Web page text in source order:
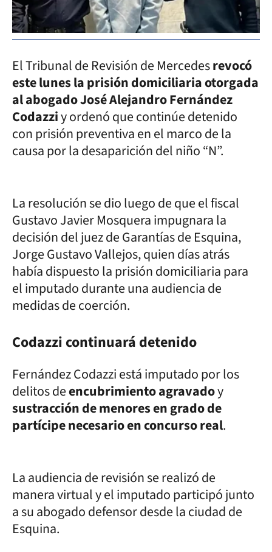
El Tribunal de Revisión de Mercedesrevocó
este lunes la prisión domiciliaria otorgada
al abogado José Alejandro Fernández
Codazziy ordenó que continúe detenido
con prisión preventiva en el marco de la
causa por la desaparición del niño “N”.
La resolución se dio luego de que el fiscal
Gustavo Javier Mosquera impugnara la
decisión del juez de Garantías de Esquina,
Jorge Gustavo Vallejos, quien días atrás
había dispuesto la prisión domiciliaria para
el imputado durante una audiencia de
medidas de coerción.
Codazzi continuará detenido
Fernández Codazzi está imputado por los
delitos deencubrimiento agravadoy
sustracción de menores en grado de
partícipe necesario en concurso real.
La audiencia de revisión se realizó de
manera virtual y el imputado participó junto
a su abogado defensor desde la ciudad de
Esquina.